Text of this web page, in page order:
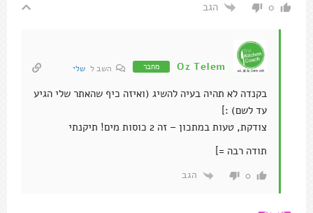
0 הגב
Oz Telem מחבר השב ל שלי
בקנדה לא תהיה בעיה להשיג (ואיזה כיף שהאתר שלי הגיע
עד לשם) :]
צודקת, טעות במתכון – זה 2 כוסות מים! תיקנתי
תודה רבה =]
0 הגב